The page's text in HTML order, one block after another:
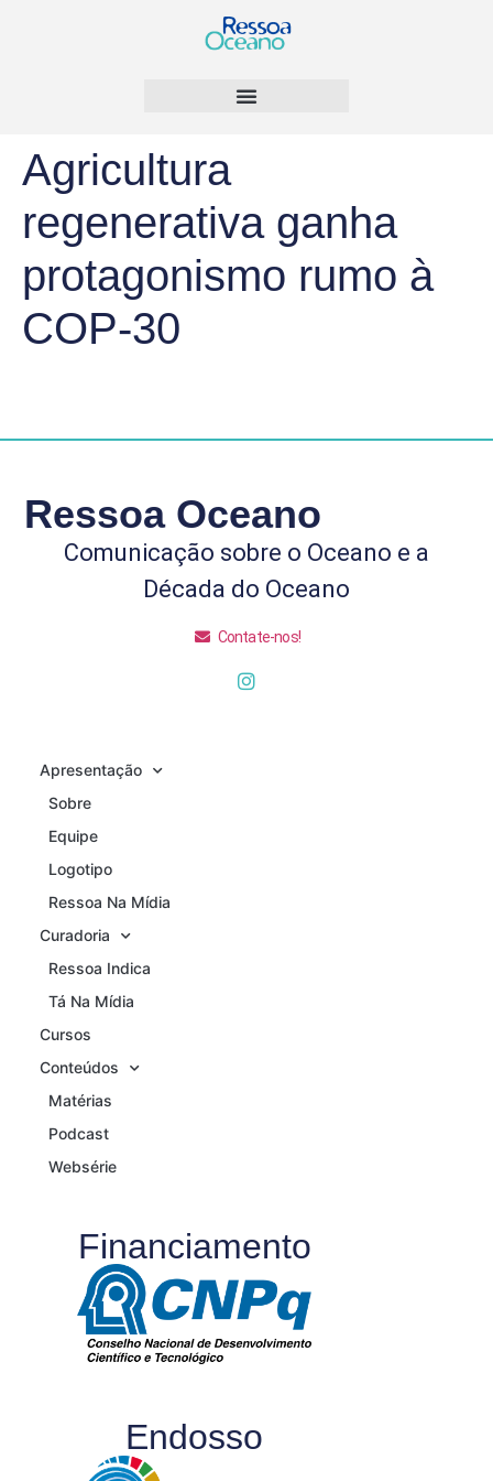
Agricultura
regenerativa ganha
protagonismo rumo à
COP-30
Ressoa Oceano
Comunicação sobre o Oceano e a
Década do Oceano
Contate-nos!
Apresentação
Sobre
Equipe
Logotipo
Ressoa Na Mídia
Curadoria
Ressoa Indica
Tá Na Mídia
Cursos
Conteúdos
Matérias
Podcast
Websérie
Financiamento
Endosso